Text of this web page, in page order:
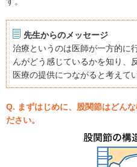
先生からのメッセージ
治療というのは医師が一方的に
んがどう感じているかを知り、
医療の提供につながると考えて
Q. まずはじめに、股関節はどん
ださい。